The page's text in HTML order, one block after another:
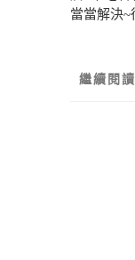
當當解決
繼續閱讀